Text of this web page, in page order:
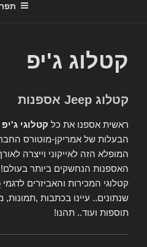
קטלוג ג'יפ
קטלוג Jeep אספנות
ראשית אספנו את כל קטלוגי ג'יפ
הבעלות של אמריקן-מוטורס
המופלא הזה לאייקוני וייצרה
האספנות הנחשקים ביותר
קטלוגי המכירות והאביזרים לדגמי
שנתונים.. עיינו בכתבות
תוספות ועוד.. תהנו!